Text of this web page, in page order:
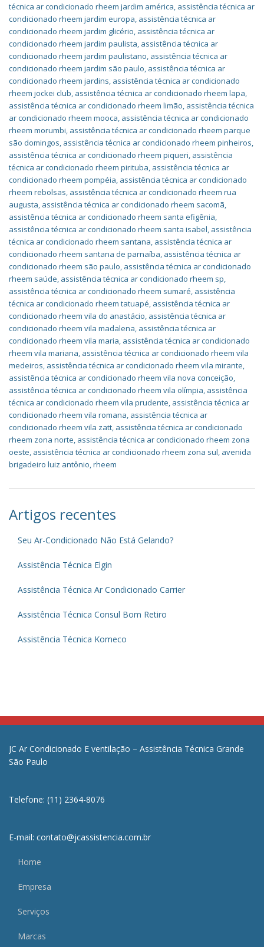
técnica ar condicionado rheem jardim américa, assistência técnica ar
condicionado rheem jardim europa, assistência técnica ar
condicionado rheem jardim glicério, assistência técnica ar
condicionado rheem jardim paulista, assistência técnica ar
condicionado rheem jardim paulistano, assistência técnica ar
condicionado rheem jardim são paulo, assistência técnica ar
condicionado rheem jardins, assistência técnica ar condicionado
rheem jockei club, assistência técnica ar condicionado rheem lapa,
assistência técnica ar condicionado rheem limão, assistência técnica
ar condicionado rheem mooca, assistência técnica ar condicionado
rheem morumbi, assistência técnica ar condicionado rheem parque
são domingos, assistência técnica ar condicionado rheem pinheiros,
assistência técnica ar condicionado rheem piqueri, assistência
técnica ar condicionado rheem pirituba, assistência técnica ar
condicionado rheem pompéia, assistência técnica ar condicionado
rheem rebolsas, assistência técnica ar condicionado rheem rua
augusta, assistência técnica ar condicionado rheem sacomã,
assistência técnica ar condicionado rheem santa efigênia,
assistência técnica ar condicionado rheem santa isabel, assistência
técnica ar condicionado rheem santana, assistência técnica ar
condicionado rheem santana de parnaíba, assistência técnica ar
condicionado rheem são paulo, assistência técnica ar condicionado
rheem saúde, assistência técnica ar condicionado rheem sp,
assistência técnica ar condicionado rheem sumaré, assistência
técnica ar condicionado rheem tatuapé, assistência técnica ar
condicionado rheem vila do anastácio, assistência técnica ar
condicionado rheem vila madalena, assistência técnica ar
condicionado rheem vila maria, assistência técnica ar condicionado
rheem vila mariana, assistência técnica ar condicionado rheem vila
medeiros, assistência técnica ar condicionado rheem vila mirante,
assistência técnica ar condicionado rheem vila nova conceição,
assistência técnica ar condicionado rheem vila olímpia, assistência
técnica ar condicionado rheem vila prudente, assistência técnica ar
condicionado rheem vila romana, assistência técnica ar
condicionado rheem vila zatt, assistência técnica ar condicionado
rheem zona norte, assistência técnica ar condicionado rheem zona
oeste, assistência técnica ar condicionado rheem zona sul, avenida
brigadeiro luiz antônio,rheem
Artigos recentes
Seu Ar-Condicionado Não Está Gelando?
Assistência Técnica Elgin
Assistência Técnica Ar Condicionado Carrier
Assistência Técnica Consul Bom Retiro
Assistência Técnica Komeco
JC Ar Condicionado E ventilação – Assistência Técnica Grande
São Paulo
Telefone: (11) 2364-8076
E-mail: contato@jcassistencia.com.br
Home
Empresa
Serviços
Marcas